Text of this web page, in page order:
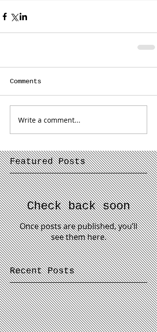
Comments
Write a comment...
Featured Posts
Check back soon
Once posts are published, you’ll
see them here.
Recent Posts